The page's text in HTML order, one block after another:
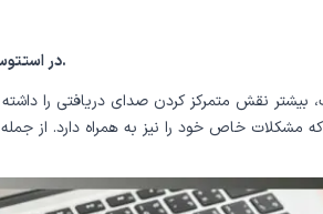
در استتوسکوپ های دیجیتال ، امکان تقویت صدای دریافتی وجود دارد که این یکی از ویژگی های بارز آن به شمار می‌رود.